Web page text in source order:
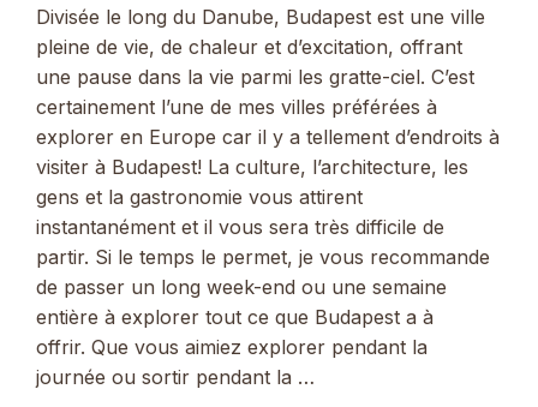
Divisée le long du Danube, Budapest est une ville
pleine de vie, de chaleur et d’excitation, offrant
une pause dans la vie parmi les gratte-ciel. C’est
certainement l’une de mes villes préférées à
explorer en Europe car il y a tellement d’endroits à
visiter à Budapest! La culture, l’architecture, les
gens et la gastronomie vous attirent
instantanément et il vous sera très difficile de
partir. Si le temps le permet, je vous recommande
de passer un long week-end ou une semaine
entière à explorer tout ce que Budapest a à
offrir. Que vous aimiez explorer pendant la
journée ou sortir pendant la …